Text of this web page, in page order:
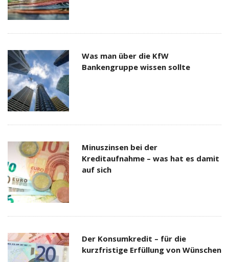
Was man über die KfW
Bankengruppe wissen sollte
Minuszinsen bei der
Kreditaufnahme – was hat es damit
auf sich
Der Konsumkredit – für die
kurzfristige Erfüllung von Wünschen